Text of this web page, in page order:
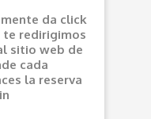
da click
te redirigimos
sitio web de
cada
la reserva